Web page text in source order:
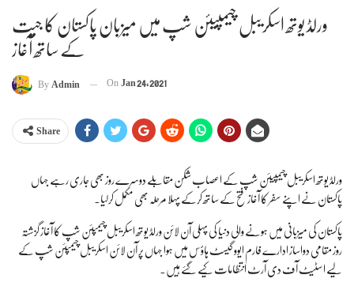
ورلڈ یوتھ اسکریبل چیمپیئن شپ میں میزبان پاکستان کا جیت
کے ساتھ آغاز
ByAdmin OnJan 24, 2021
Share
ورلڈ یوتھ اسکریبل چیمپیئن شپ کے اعصاب شکن مقابلے دوسرے روز بھی جاری رہے جہاں
پاکستان نے اپنے سفر کا آغاز فتح کے ساتھ کرکے پہلا مرحلہ بھی مکمل کرلیا۔
پاکستان کی میزبانی میں ہونے والی دنیا کی پہلی آن لائن ورلڈ یوتھ اسکریبل چیمپئن شپ کا آغاز گزشتہ
روز مقامی دواساز ادارے فارم ایوو گیسٹ ہاؤس میں ہوا جہاں پر آن لائن اسکریبل چیمپئن شپ کے
لیے اسٹیٹ آف دی آرٹ انتظامات کیے گئے ہیں۔